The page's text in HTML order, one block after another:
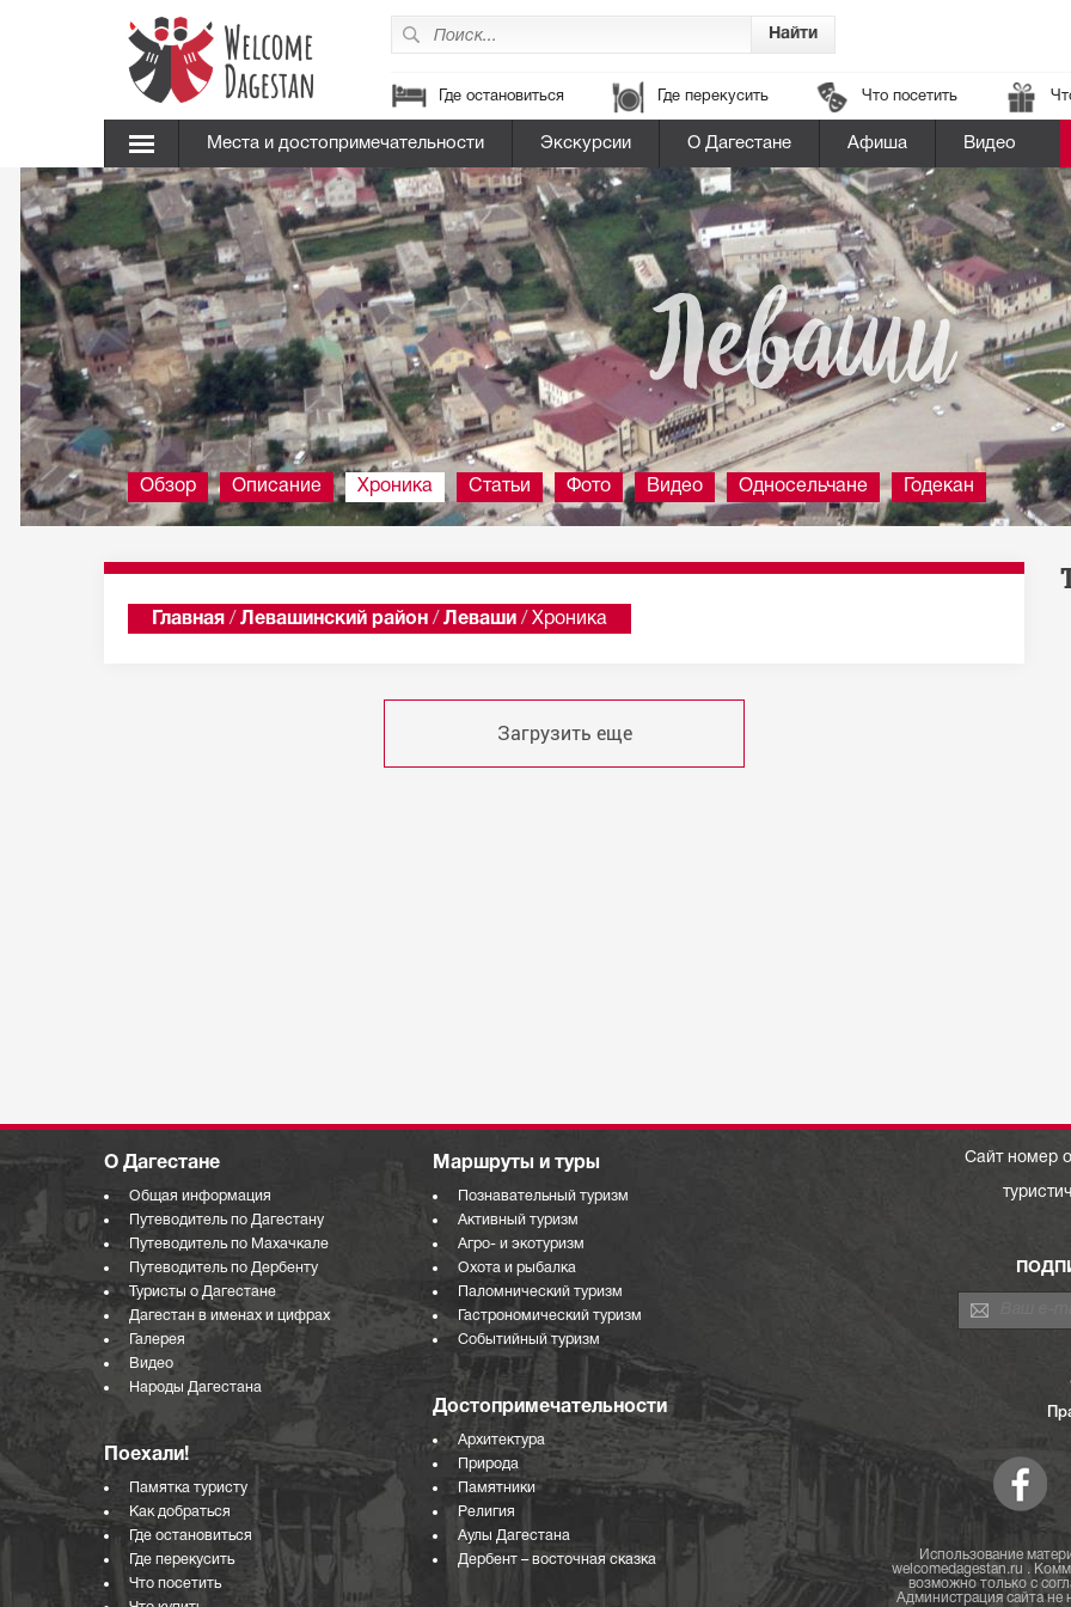
Где остановиться Где перекусить Что посетить
Места и достопримечательности Экскурсии О Дагестане Афиша Видео
Леваши
Обзор Описание Хроника Статьи Фото Видео Односельчане Годекан
Главная / Левашинский район / Леваши / Хроника
Загрузить еще
О Дагестане
Общая информация
Путеводитель по Дагестану
Путеводитель по Махачкале
Путеводитель по Дербенту
Туристы о Дагестане
Дагестан в именах и цифрах
Галерея
Видео
Народы Дагестана
Поехали!
Памятка туристу
Как добраться
Где остановиться
Где перекусить
Что посетить
Маршруты и туры
Познавательный туризм
Активный туризм
Агро- и экотуризм
Охота и рыбалка
Паломнический туризм
Гастрономический туризм
Событийный туризм
Достопримечательности
Архитектура
Природа
Памятники
Религия
Аулы Дагестана
Дербент – восточная сказка
Сайт номер
Использование
welcomedagestan.ru .
возможно только с
Администрация сайта не